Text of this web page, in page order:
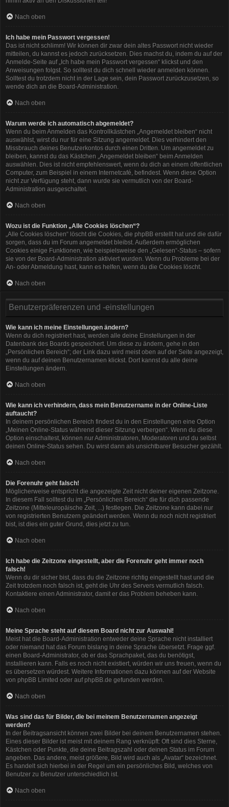
Nach oben
Ich habe mein Passwort vergessen!
Das ist nicht schlimm! Wir können dir zwar dein altes Passwort nicht wieder
mitteilen, du kannst es jedoch zurücksetzen. Dies machst du, indem du auf der
Anmelde-Seite auf „Ich habe mein Passwort vergessen“ klickst und den
Anweisungen folgst. So solltest du dich schnell wieder anmelden können.
Solltest du trotzdem nicht in der Lage sein, dein Passwort zurückzusetzen, so
wende dich an die Board-Administration.
Nach oben
Warum werde ich automatisch abgemeldet?
Wenn du beim Anmelden das Kontrollkästchen „Angemeldet bleiben“ nicht
auswählst, wirst du nur für eine Sitzung angemeldet. Dies verhindert den
Missbrauch deines Benutzerkontos durch einen Dritten. Um angemeldet zu
bleiben, kannst du das Kästchen „Angemeldet bleiben“ beim Anmelden
auswählen. Dies ist nicht empfehlenswert, wenn du dich an einem öffentlichen
Computer, zum Beispiel in einem Internetcafé, befindest. Wenn diese Option
nicht zur Verfügung steht, dann wurde sie vermutlich von der Board-
Administration ausgeschaltet.
Nach oben
Wozu ist die Funktion „Alle Cookies löschen“?
„Alle Cookies löschen“ löscht die Cookies, die phpBB erstellt hat und die dafür
sorgen, dass du im Forum angemeldet bleibst. Außerdem ermöglichen
Cookies einige Funktionen, wie beispielsweise den „Gelesen“-Status – sofern
sie von der Board-Administration aktiviert wurden. Wenn du Probleme bei der
An- oder Abmeldung hast, kann es helfen, wenn du die Cookies löscht.
Nach oben
Benutzerpräferenzen und -einstellungen
Wie kann ich meine Einstellungen ändern?
Wenn du dich registriert hast, werden alle deine Einstellungen in der
Datenbank des Boards gespeichert. Um diese zu ändern, gehe in den
„Persönlichen Bereich“; der Link dazu wird meist oben auf der Seite angezeigt,
wenn du auf deinen Benutzernamen klickst. Dort kannst du alle deine
Einstellungen ändern.
Nach oben
Wie kann ich verhindern, dass mein Benutzername in der Online-Liste
auftaucht?
In deinem persönlichen Bereich findest du in den Einstellungen eine Option
„Meinen Online-Status während dieser Sitzung verbergen“. Wenn du diese
Option einschaltest, können nur Administratoren, Moderatoren und du selbst
deinen Online-Status sehen. Du wirst dann als unsichtbarer Besucher gezählt.
Nach oben
Die Forenuhr geht falsch!
Möglicherweise entspricht die angezeigte Zeit nicht deiner eigenen Zeitzone.
In diesem Fall solltest du im „Persönlichen Bereich“ die für dich passende
Zeitzone (Mitteleuropäische Zeit, ...) festlegen. Die Zeitzone kann dabei nur
von registrierten Benutzern geändert werden. Wenn du noch nicht registriert
bist, ist dies ein guter Grund, dies jetzt zu tun.
Nach oben
Ich habe die Zeitzone eingestellt, aber die Forenuhr geht immer noch
falsch!
Wenn du dir sicher bist, dass du die Zeitzone richtig eingestellt hast und die
Zeit trotzdem noch falsch ist, geht die Uhr des Servers vermutlich falsch.
Kontaktiere einen Administrator, damit er das Problem beheben kann.
Nach oben
Meine Sprache steht auf diesem Board nicht zur Auswahl!
Meist hat die Board-Administration entweder deine Sprache nicht installiert
oder niemand hat das Forum bislang in deine Sprache übersetzt. Frage ggf.
einen Board-Administrator, ob er das Sprachpaket, das du benötigst,
installieren kann. Falls es noch nicht existiert, würden wir uns freuen, wenn du
es übersetzen würdest. Weitere Informationen dazu können auf der Website
von phpBB Limited oder auf phpBB.de gefunden werden.
Nach oben
Was sind das für Bilder, die bei meinem Benutzernamen angezeigt
werden?
In der Beitragsansicht können zwei Bilder bei deinem Benutzernamen stehen.
Eines dieser Bilder ist meist mit deinem Rang verknüpft: Oft sind dies Sterne,
Kästchen oder Punkte, die deine Beitragszahl oder deinen Status im Forum
angeben. Das andere, meist größere, Bild wird auch als „Avatar“ bezeichnet.
Es handelt sich hierbei in der Regel um ein persönliches Bild, welches von
Benutzer zu Benutzer unterschiedlich ist.
Nach oben